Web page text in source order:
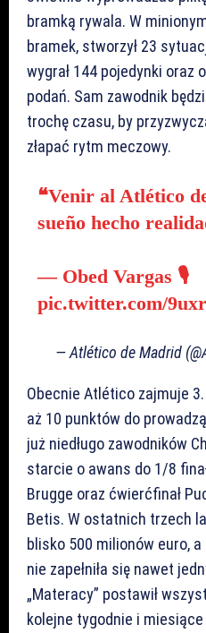
bramką rywala. W
bramek, stworzył 23
wygrał 144 pojedynki oraz
podań. Sam zawodnik
trochę czasu, by
złapać rytm meczowy.
❝Venir al Atlético
sueño hecho
— Obed Vargas 🎙
pic.twitter.com/
— Atlético de Madrid
Obecnie Atlético zajmuje
aż 10 punktów do
już niedługo zawodników
starcie o awans do 1/8
Brugge oraz ćwierćfinał
Betis. W ostatnich trzech
blisko 500 milionów euro,
nie zapełniła się nawet
„Materacy” postawił
kolejne tygodnie i